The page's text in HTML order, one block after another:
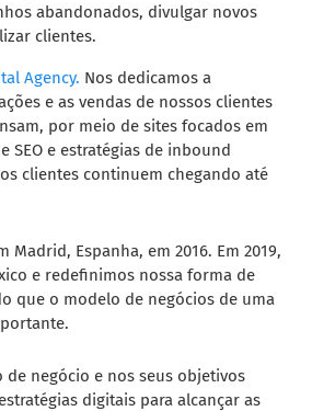
abandonados, divulgar novos
clientes.
Agency. Nos dedicamos a
e as vendas de nossos clientes
por meio de sites focados em
SEO e estratégias de inbound
clientes continuem chegando até
Madrid, Espanha, em 2016. Em 2019,
e redefinimos nossa forma de
que o modelo de negócios de uma
de negócio e nos seus objetivos
digitais para alcançar as